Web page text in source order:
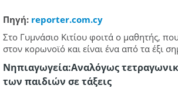
Πηγή: reporter.com.cy
Στο Γυμνάσιο Κιτίου φοιτά ο μαθητής,
στον κορωνοϊό και είναι ένα από τα έξι
Νηπιαγωγεία:Αναλόγως
των παιδιών σε τάξεις